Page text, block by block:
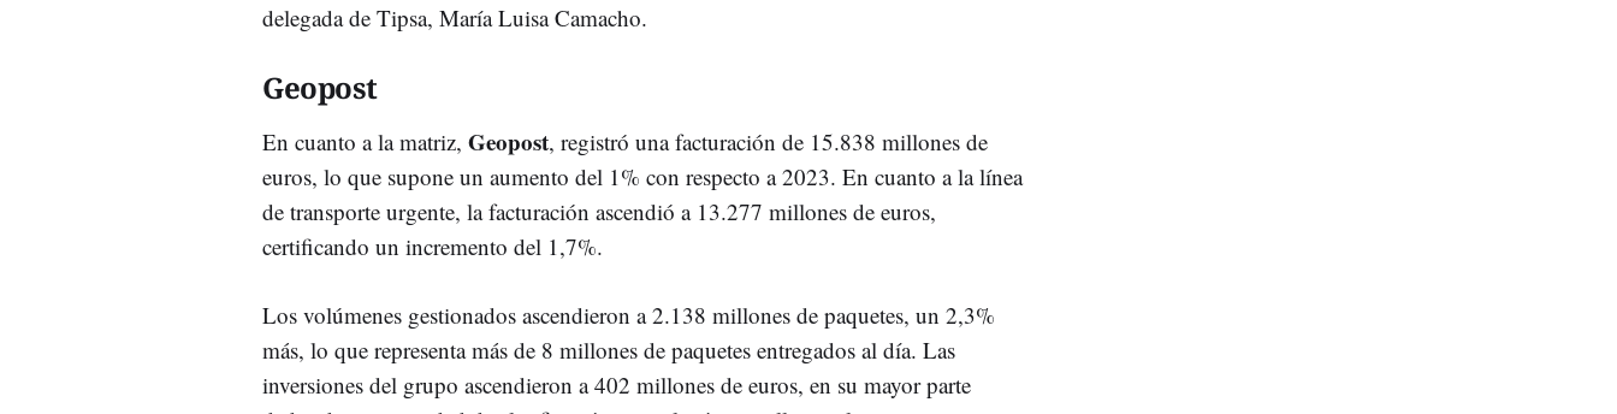
delegada de Tipsa, María Luisa Camacho.
Geopost
En cuanto a la matriz, Geopost, registró una facturación de 15.838 millones de
euros, lo que supone un aumento del 1% con respecto a 2023. En cuanto a la línea
de transporte urgente, la facturación ascendió a 13.277 millones de euros,
certificando un incremento del 1,7%.
Los volúmenes gestionados ascendieron a 2.138 millones de paquetes, un 2,3%
más, lo que representa más de 8 millones de paquetes entregados al día. Las
inversiones del grupo ascendieron a 402 millones de euros, en su mayor parte